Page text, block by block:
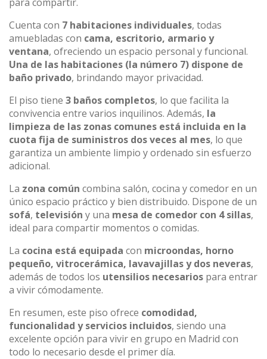
Cuenta con 7 habitaciones individuales, todas
amuebladas con cama, escritorio, armario y
ventana, ofreciendo un espacio personal y funcional.
Una de las habitaciones (la número 7) dispone de
baño privado, brindando mayor privacidad.
El piso tiene 3 baños completos, lo que facilita la
convivencia entre varios inquilinos. Además, la
limpieza de las zonas comunes está incluida en la
cuota fija de suministros dos veces al mes, lo que
garantiza un ambiente limpio y ordenado sin esfuerzo
adicional.
La zona común combina salón, cocina y comedor en un
único espacio práctico y bien distribuido. Dispone de un
sofá, televisión y una mesa de comedor con 4 sillas,
ideal para compartir momentos o comidas.
La cocina está equipada con microondas, horno
pequeño, vitrocerámica, lavavajillas y dos neveras,
además de todos los utensilios necesarios para entrar
a vivir cómodamente.
En resumen, este piso ofrece comodidad,
funcionalidad y servicios incluidos, siendo una
excelente opción para vivir en grupo en Madrid con
todo lo necesario desde el primer día.